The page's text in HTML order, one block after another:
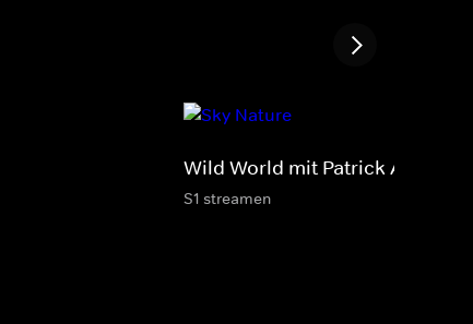
Wild World mit Patrick Aryee
S1 streamen